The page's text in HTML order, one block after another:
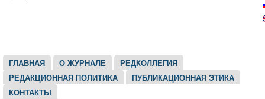
ГЛАВНОЕ МЕНЮ
ГЛАВНАЯ О ЖУРНАЛЕ
РЕДКОЛЛЕГИЯ
РЕДАКЦИОННАЯ ПОЛИТИКА
ПУБЛИКАЦИОННАЯ ЭТИКА
КОНТАКТЫ